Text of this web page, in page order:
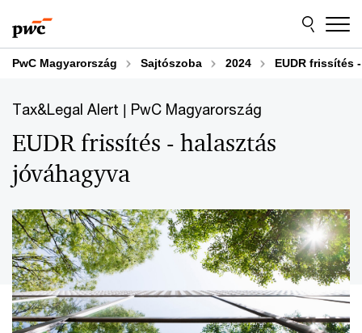
to
content
to
footer
PwC Magyarország Sajtószoba 2024 EUDR frissítés
Tax&Legal Alert | PwC Magyarország
EUDR frissítés - halasztás
jóváhagyva